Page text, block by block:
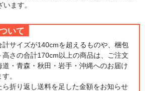
ます。
いて
サイズが140cmを超えるものや、梱包
さの合計170cm以上の商品は、ご注文
・青森・秋田・岩手・沖縄へのお届け
。
ら折り返し送料を足した金額をお知らせ